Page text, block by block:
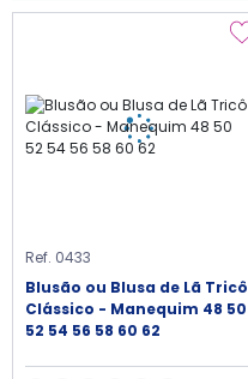
Ref. 0433
Blusão ou Blusa de Lã Tricô
Clássico - Manequim 48 50
52 54 56 58 60 62